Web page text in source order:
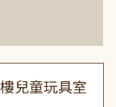
兒童玩具室